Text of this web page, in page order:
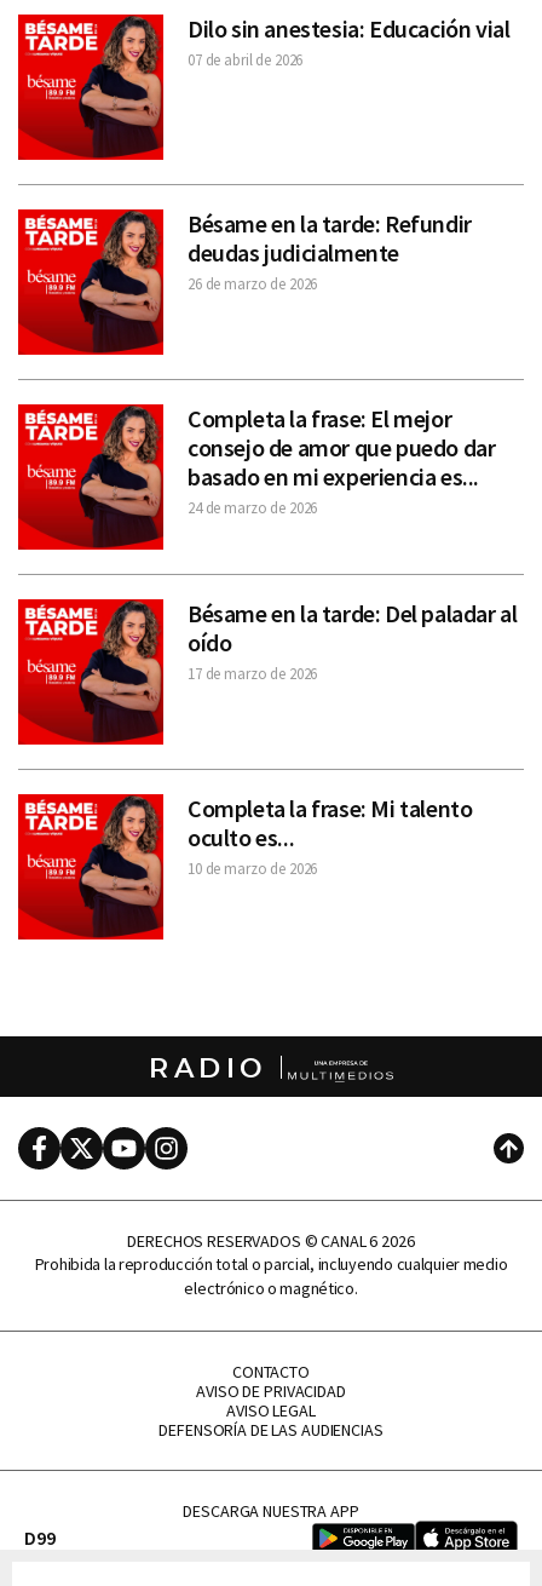
Dilo sin anestesia: Educación vial
07 de abril de 2026
Bésame en la tarde: Refundir
deudas judicialmente
26 de marzo de 2026
Completa la frase: El mejor
consejo de amor que puedo dar
basado en mi experiencia es...
24 de marzo de 2026
Bésame en la tarde: Del paladar al
oído
17 de marzo de 2026
Completa la frase: Mi talento
oculto es...
10 de marzo de 2026
RADIO
FacebookTwitterYoutubeInstagram
DERECHOS RESERVADOS © CANAL 6 2026
Prohibida la reproducción total o parcial, incluyendo cualquier medio
electrónico o magnético.
CONTACTO
AVISO DE PRIVACIDAD
AVISO LEGAL
DEFENSORÍA DE LAS AUDIENCIAS
DESCARGA NUESTRA APP
D99